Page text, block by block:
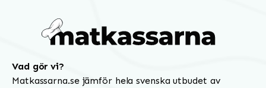
Vad gör vi?
Matkassarna.se jämför hela svenska utbudet av